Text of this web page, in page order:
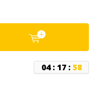
04: 17: 58